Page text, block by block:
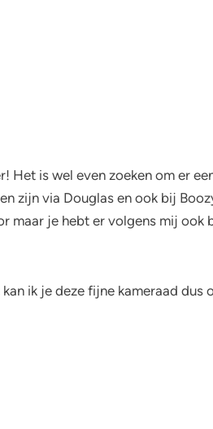
Het is wel even zoeken om er
zijn via Douglas en ook bij
maar je hebt er volgens mij ook
ik je deze fijne kameraad dus